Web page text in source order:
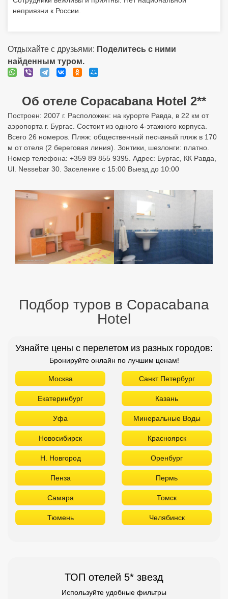
неприязни к России.
Отдыхайте с друзьями: Поделитесь с ними
найденным туром.
Об отеле Copacabana Hotel 2**
Построен: 2007 г. Расположен: на курорте Равда, в 22 км от
аэропорта г. Бургас. Состоит из одного 4-этажного корпуса.
Всего 26 номеров. Пляж: общественный песчаный пляж в 170
м от отеля (2 береговая линия). Зонтики, шезлонги: платно.
Номер телефона: +359 89 855 9395. Адрес: Бургас, КК Равда,
Ul. Nessebar 30. Заселение с 15:00 Выезд до 10:00
Подбор туров в Copacabana
Hotel
Узнайте цены с перелетом из разных городов:
Бронируйте онлайн по лучшим ценам!
Москва Санкт Петербург
Екатеринбург Казань
Уфа Минеральные Воды
Новосибирск Красноярск
Н. Новгород Оренбург
Пенза Пермь
Самара Томск
Тюмень Челябинск
ТОП отелей 5* звезд
Используйте удобные фильтры